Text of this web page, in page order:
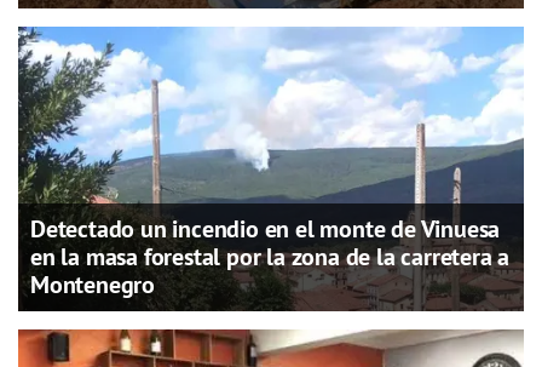
Detectado un incendio en el monte de Vinuesa
en la masa forestal por la zona de la carretera a
Montenegro